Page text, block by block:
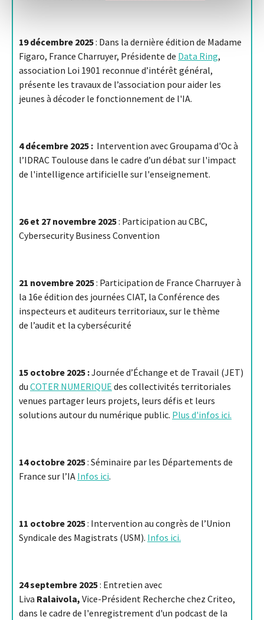
19 décembre 2025: Dans la dernière édition de Madame
Figaro, France Charruyer, Présidente de Data Ring,
association Loi 1901 reconnue d’intérêt général,
présente les travaux de l’association pour aider les
jeunes à décoder le fonctionnement de l'IA.
4 décembre 2025 : Intervention avec Groupama d'Oc à
l’IDRAC Toulouse dans le cadre d’un débat sur l'impact
de l'intelligence artificielle sur l'enseignement.
26 et 27 novembre 2025: Participation au CBC,
Cybersecurity Business Convention
21 novembre 2025: Participation de France Charruyer à
la 16e édition des journées CIAT, la Conférence des
inspecteurs et auditeurs territoriaux, sur le thème
de l’audit et la cybersécurité
15 octobre 2025 :Journée d’Échange et de Travail (JET)
du COTER NUMERIQUE des collectivités territoriales
venues partager leurs projets, leurs défis et leurs
solutions autour du numérique public. Plus d'infos ici.
14 octobre 2025: Séminaire par les Départements de
France sur l’IA Infos ici.
11 octobre 2025: Intervention au congrès de l’Union
Syndicale des Magistrats (USM). Infos ici.
24 septembre 2025: Entretien avec
Liva Ralaivola, Vice-Président Recherche chez Criteo,
dans le cadre de l'enregistrement d'un podcast de la